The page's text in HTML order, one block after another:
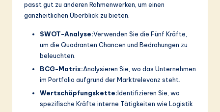
passt gut zu anderen Rahmenwerken, um einen
ganzheitlichen Überblick zu bieten.
SWOT-Analyse:Verwenden Sie die Fünf Kräfte,
um die Quadranten Chancen und Bedrohungen zu
beleuchten.
BCG-Matrix:Analysieren Sie, wo das Unternehmen
im Portfolio aufgrund der Marktrelevanz steht.
Wertschöpfungskette:Identifizieren Sie, wo
spezifische Kräfte interne Tätigkeiten wie Logistik